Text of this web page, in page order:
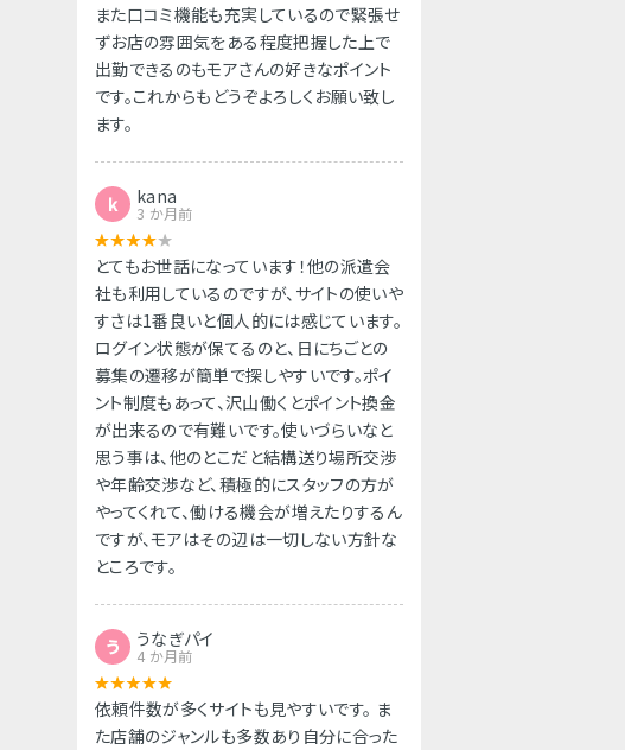
また口コミ機能も充実しているので緊張せ
ずお店の雰囲気をある程度把握した上で
出勤できるのもモアさんの好きなポイント
です。これからもどうぞよろしくお願い致し
ます。
k kana
3 か月前
とてもお世話になっています！他の派遣会
社も利用しているのですが、サイトの使いや
すさは1番良いと個人的には感じています。
ログイン状態が保てるのと、日にちごとの
募集の遷移が簡単で探しやすいです。ポイ
ント制度もあって、沢山働くとポイント換金
が出来るので有難いです。使いづらいなと
思う事は、他のとこだと結構送り場所交渉
や年齢交渉など、積極的にスタッフの方が
やってくれて、働ける機会が増えたりするん
ですが、モアはその辺は一切しない方針な
ところです。
う うなぎパイ
4 か月前
依頼件数が多くサイトも見やすいです。 ま
た店舗のジャンルも多数あり自分に合った